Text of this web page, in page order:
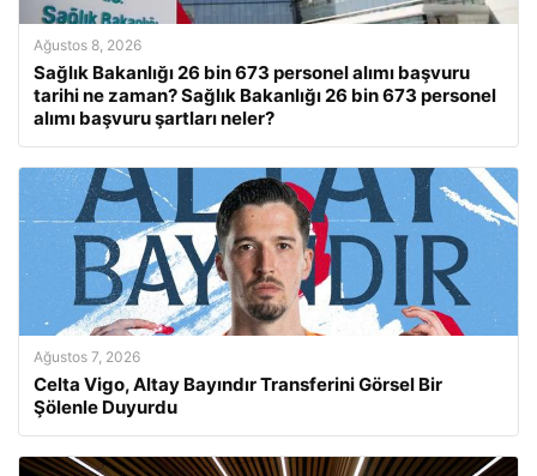
Ağustos 8, 2026
Sağlık Bakanlığı 26 bin 673 personel alımı başvuru
tarihi ne zaman? Sağlık Bakanlığı 26 bin 673 personel
alımı başvuru şartları neler?
Ağustos 7, 2026
Celta Vigo, Altay Bayındır Transferini Görsel Bir
Şölenle Duyurdu